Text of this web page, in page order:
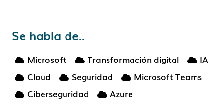
Se habla de..
Microsoft Transformación digital
IA
Cloud
Seguridad
Microsoft Teams
Ciberseguridad
Azure